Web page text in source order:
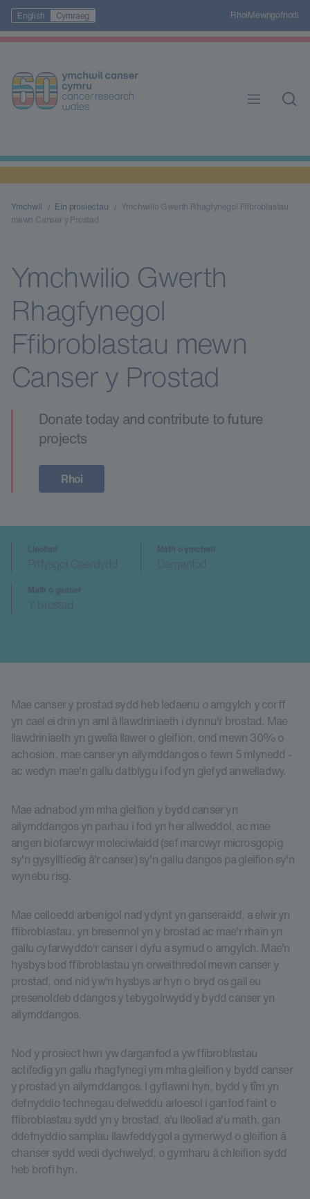
English Cymraeg RhoiMewngofnodi
Ymchwil Ein prosiectau
Ymchwilio Gwerth Rhagfynegol Ffibroblastau
mewn Canser y Prostad
Ymchwilio Gwerth
Rhagfynegol
Ffibroblastau mewn
Canser y Prostad
Donate today and contribute to future
projects
Rhoi
Lleoliad
Prifysgol Caerdydd
Math o ymchwil
Darganfod
Math o ganser
Y brostad
Mae canser y prostad sydd heb ledaenu o amgylch y corff
yn cael ei drin yn aml â llawdriniaeth i dynnu'r brostad. Mae
llawdriniaeth yn gwella llawer o gleifion, ond mewn 30% o
achosion, mae canser yn ailymddangos o fewn 5 mlynedd -
ac wedyn mae'n gallu datblygu i fod yn glefyd anwelladwy.
Mae adnabod ym mha gleifion y bydd canser yn
ailymddangos yn parhau i fod yn her allweddol, ac mae
angen biofarcwyr moleciwlaidd (sef marcwyr microsgopig
sy'n gysylltiedig â'r canser) sy'n gallu dangos pa gleifion sy'n
wynebu risg.
Mae celloedd arbenigol nad ydynt yn ganseraidd, a elwir yn
ffibroblastau, yn bresennol yn y brostad ac mae'r rhain yn
gallu cyfarwyddo'r canser i dyfu a symud o amgylch. Mae'n
hysbys bod ffibroblastau yn orweithredol mewn canser y
prostad, ond nid yw'n hysbys ar hyn o bryd os gall eu
presenoldeb ddangos y tebygolrwydd y bydd canser yn
ailymddangos.
Nod y prosiect hwn yw darganfod a yw ffibroblastau
actifedig yn gallu rhagfynegi ym mha gleifion y bydd canser
y prostad yn ailymddangos. I gyflawni hyn, bydd y tîm yn
defnyddio technegau delweddu arloesol i ganfod faint o
ffibroblastau sydd yn y brostad, a'u lleoliad a'u math, gan
ddefnyddio samplau llawfeddygol a gymerwyd o gleifion â
chanser sydd wedi dychwelyd, o gymharu â chleifion sydd
heb brofi hyn.